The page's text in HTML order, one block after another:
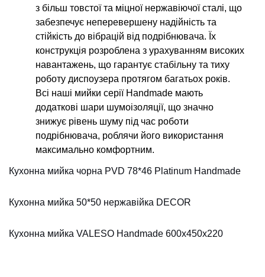
з більш товстої та міцної нержавіючої сталі, що
забезпечує неперевершену надійність та
стійкість до вібрацій від подрібнювача. Їх
конструкція розроблена з урахуванням високих
навантажень, що гарантує стабільну та тиху
роботу диспоузера протягом багатьох років.
Всі наші мийки серії Handmade мають
додаткові шари шумоізоляції, що значно
знижує рівень шуму під час роботи
подрібнювача, роблячи його використання
максимально комфортним.
Кухонна мийка чорна PVD 78*46 Platinum Handmade
Кухонна мийка 50*50 нержавійка DECOR
Кухонна мийка VALESO Handmade 600х450х220